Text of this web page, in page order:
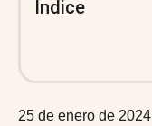
Índice
25 de enero de 2024